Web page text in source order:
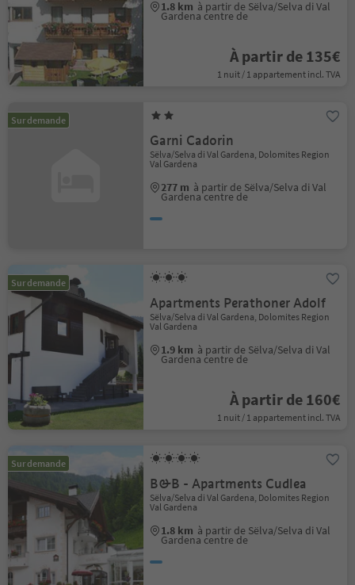
1.8 km à partir de Sëlva/Selva di Val
Gardena centre de
À partir de 135€
1 nuit / 1 appartement incl. TVA
Sur demande
Garni Cadorin
Sëlva/Selva di Val Gardena, Dolomites Region
Val Gardena
277 m à partir de Sëlva/Selva di Val
Gardena centre de
Sur demande
Apartments Perathoner Adolf
Sëlva/Selva di Val Gardena, Dolomites Region
Val Gardena
1.9 km à partir de Sëlva/Selva di Val
Gardena centre de
À partir de 160€
1 nuit / 1 appartement incl. TVA
Sur demande
B&B - Apartments Cudlea
Sëlva/Selva di Val Gardena, Dolomites Region
Val Gardena
1.8 km à partir de Sëlva/Selva di Val
Gardena centre de